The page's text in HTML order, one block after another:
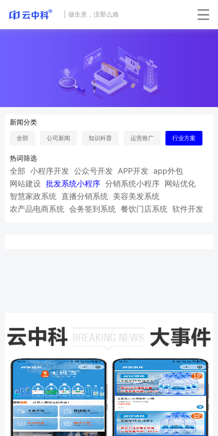
做生意，没那么难
新闻分类
全部 公司新闻 知识科普 运营推广 行业方案
热词筛选
全部 小程序开发 公众号开发 APP开发 app外包
网站建设 批发系统小程序 分销系统小程序 网站优化
智慧家政系统 直播分销系统 美容美发系统
农产品电商系统 会务签到系统 餐饮门店系统 软件开发